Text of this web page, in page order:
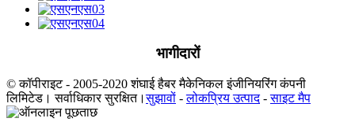
भागीदारों
© कॉपीराइट - 2005-2020 शंघाई हैबर मैकेनिकल इंजीनियरिंग कंपनी
लिमिटेड। सर्वाधिकार सुरक्षित।सुझावों -लोकप्रिय उत्पाद-साइट मैप